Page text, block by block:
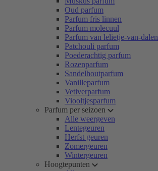
Oud parfum
Parfum fris linnen
Parfum molecuul
Parfum van lelietje-van-dalen
Patchouli parfum
Poederachtig parfum
Rozenparfum
Sandelhoutparfum
Vanilleparfum
Vetiverparfum
Viooltjesparfum
Parfum per seizoen
Alle weergeven
Lentegeuren
Herfst geuren
Zomergeuren
Wintergeuren
Hoogtepunten